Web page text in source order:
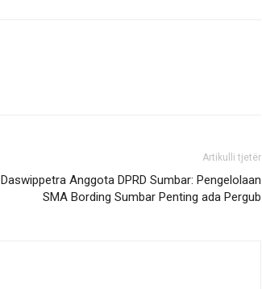
Artikulli tjetër
Daswippetra Anggota DPRD Sumbar: Pengelolaan
SMA Bording Sumbar Penting ada Pergub